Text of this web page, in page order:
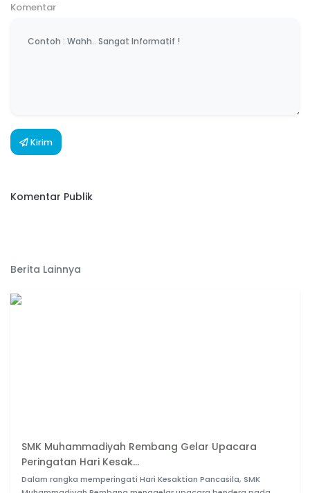
Komentar
Kirim
Komentar Publik
Berita Lainnya
SMK Muhammadiyah Rembang Gelar Upacara
Peringatan Hari Kesak...
Dalam rangka memperingati Hari Kesaktian Pancasila, SMK